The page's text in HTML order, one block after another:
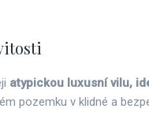
atypickou luxusní vilu,
pozemku v klidné a